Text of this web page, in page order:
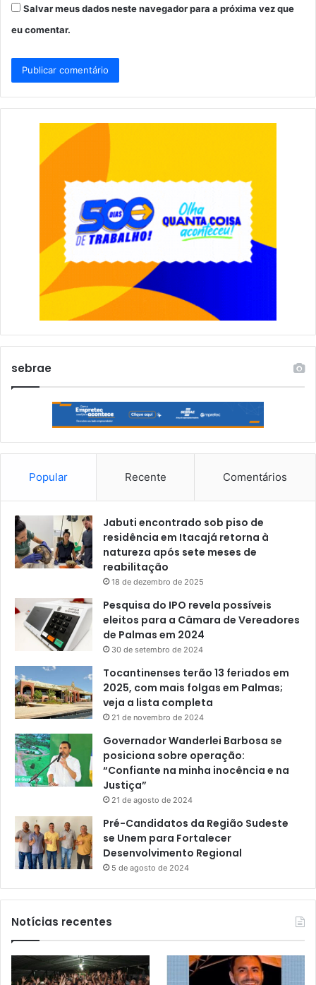
Salvar meus dados neste navegador para a próxima vez que
eu comentar.
sebrae
Popular Recente Comentários
Jabuti encontrado sob piso de
residência em Itacajá retorna à
natureza após sete meses de
reabilitação
18 de dezembro de 2025
Pesquisa do IPO revela possíveis
eleitos para a Câmara de Vereadores
de Palmas em 2024
30 de setembro de 2024
Tocantinenses terão 13 feriados em
2025, com mais folgas em Palmas;
veja a lista completa
21 de novembro de 2024
Governador Wanderlei Barbosa se
posiciona sobre operação:
“Confiante na minha inocência e na
Justiça”
21 de agosto de 2024
Pré-Candidatos da Região Sudeste
se Unem para Fortalecer
Desenvolvimento Regional
5 de agosto de 2024
Notícias recentes